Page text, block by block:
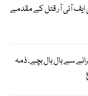
ایف آئی آر قتل کے مقدمے
2 طیارے ٹکرانے سے بال بال بچے، ذمہ